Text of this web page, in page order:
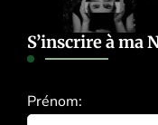
S’inscrire à ma
Prénom: